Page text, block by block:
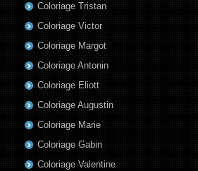
Coloriage Tristan
Coloriage Victor
Coloriage Margot
Coloriage Antonin
Coloriage Eliott
Coloriage Augustin
Coloriage Marie
Coloriage Gabin
Coloriage Valentine